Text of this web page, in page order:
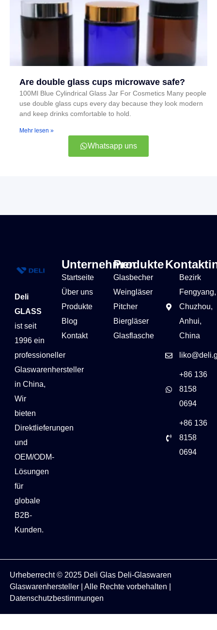
Are double glass cups microwave safe?
100Ml Blue Cylindrical Glass Jar For Cosmetics Many people
use double glass cups every day because they look modern
and keep drinks comfortable to hold.
Mehr lesen »
Whatsapp uns
Deli
GLASS
ist seit
1996 ein
professioneller
Glaswarenhersteller
in China,
Wir
bieten
Direktlieferungen
und
OEM/ODM-
Lösungen
für
globale
B2B-
Kunden.
Unternehmen
Startseite
Über uns
Produkte
Blog
Kontakt
Produkte
Glasbecher
Weingläser
Pitcher
Biergläser
Glasflasche
Bezirk
Fengyang,
Chuzhou,
Anhui,
China
+86 136
8158
0694
+86 136
8158
0694
Urheberrecht © 2025 Deli Glas Deli-Glaswaren
Glaswarenhersteller
| Alle Rechte vorbehalten |
Datenschutzbestimmungen